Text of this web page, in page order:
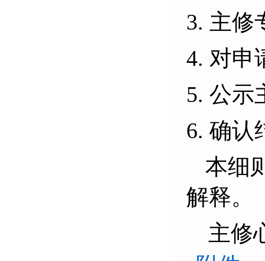
3. 主修
4. 对申
5. 公示
6. 确认
本细
解释。
主修